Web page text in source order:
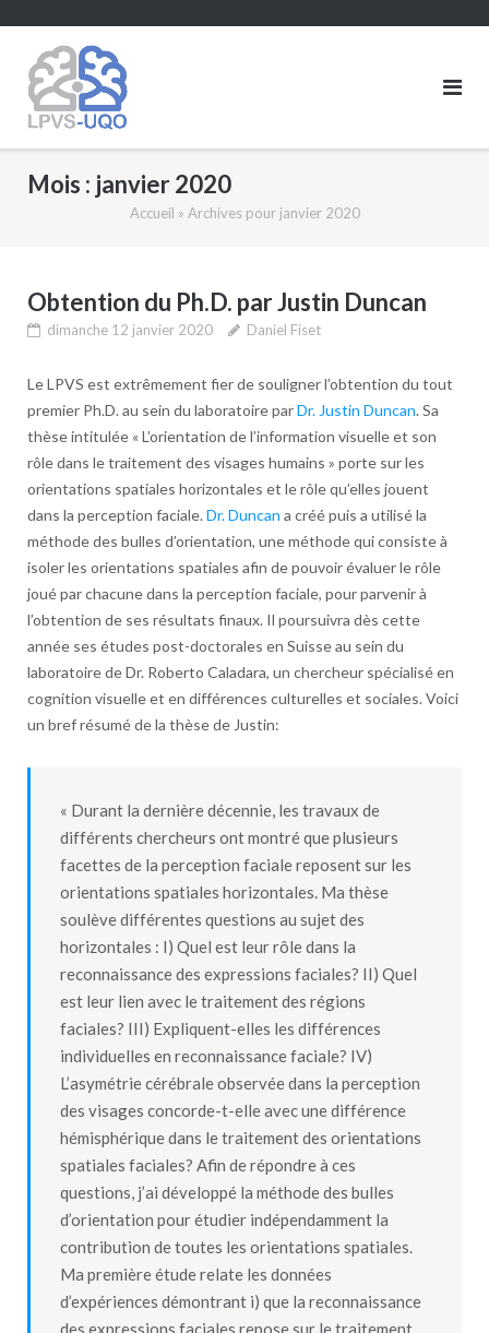
content
Mois : janvier 2020
Accueil » Archives pour janvier 2020
Obtention du Ph.D. par Justin Duncan
dimanche 12 janvier 2020 Daniel Fiset
Le LPVS est extrêmement fier de souligner l’obtention du tout
premier Ph.D. au sein du laboratoire parDr. Justin Duncan. Sa
thèse intitulée « L’orientation de l’information visuelle et son
rôle dans le traitement des visages humains » porte sur les
orientations spatiales horizontales et le rôle qu’elles jouent
dans la perception faciale.Dr. Duncan a créé puis a utilisé la
méthode des bulles d’orientation, une méthode qui consiste à
isoler les orientations spatiales afin de pouvoir évaluer le rôle
joué par chacune dans la perception faciale, pour parvenir à
l’obtention de ses résultats finaux. Il poursuivra dès cette
année ses études post-doctorales en Suisse au sein du
laboratoire de Dr. Roberto Caladara, un chercheur spécialisé en
cognition visuelle et en différences culturelles et sociales. Voici
un bref résumé de la thèse de Justin:
« Durant la dernière décennie, les travaux de
différents chercheurs ont montré que plusieurs
facettes de la perception faciale reposent sur les
orientations spatiales horizontales. Ma thèse
soulève différentes questions au sujet des
horizontales : I) Quel est leur rôle dans la
reconnaissance des expressions faciales? II) Quel
est leur lien avec le traitement des régions
faciales? III) Expliquent-elles les différences
individuelles en reconnaissance faciale? IV)
L’asymétrie cérébrale observée dans la perception
des visages concorde-t-elle avec une différence
hémisphérique dans le traitement des orientations
spatiales faciales? Afin de répondre à ces
questions, j’ai développé la méthode des bulles
d’orientation pour étudier indépendamment la
contribution de toutes les orientations spatiales.
Ma première étude relate les données
d’expériences démontrant i) que la reconnaissance
des expressions faciales repose sur le traitement